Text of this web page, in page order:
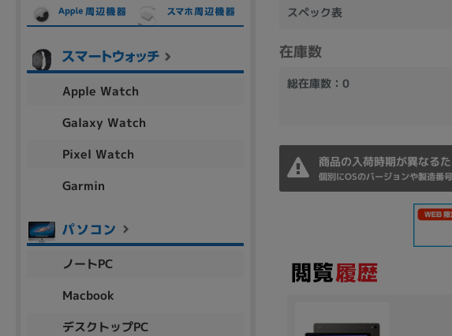
スペック表
在庫数
総在庫数：0
商品の入荷時期が異なる
個別にOSのバージョンや製造番
Apple Watch
Galaxy Watch
Pixel Watch
Garmin
ノートPC
Macbook
デスクトップPC
ランク
商品状態の絞り込み
新品/未使用 中古 新品 Aランク
その他
容量
~